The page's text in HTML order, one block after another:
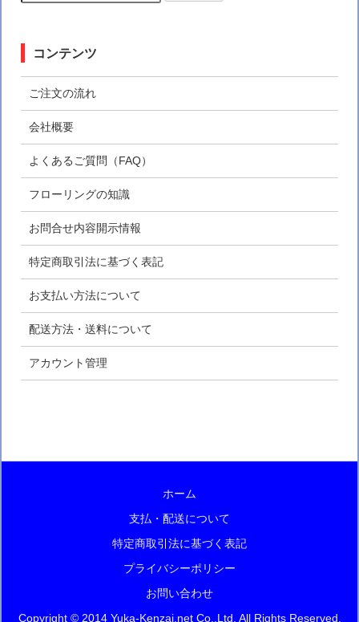
コンテンツ
ご注文の流れ
会社概要
よくあるご質問（FAQ）
フローリングの知識
お問合せ内容開示情報
特定商取引法に基づく表記
お支払い方法について
配送方法・送料について
アカウント管理
ホーム
支払・配送について
特定商取引法に基づく表記
プライバシーポリシー
お問い合わせ
Copyright © 2014 Yuka-Kenzai.net Co.,Ltd. All Rights Reserved.